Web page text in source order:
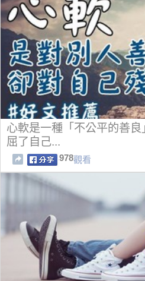
心軟是一種「不公平的善
屈了自己...
978觀看